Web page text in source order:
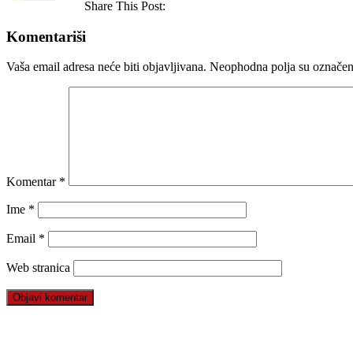
Share This Post:
Komentariši
Vaša email adresa neće biti objavljivana. Neophodna polja su
Komentar *
Ime *
Email *
Web stranica